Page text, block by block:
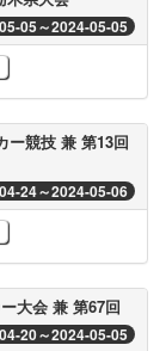
05～2024-05-05
ー競技 兼 第13回
24～2024-05-06
大会 兼 第67回
20～2024-05-05